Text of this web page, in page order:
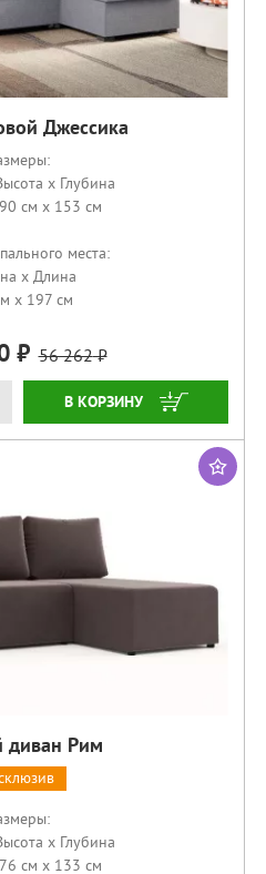
Джессика
x Глубина
см x 153 см
места:
x Длина
x 197 см
56 262
ЗАКАЗАТЬ
диван Рим
x Глубина
см x 133 см